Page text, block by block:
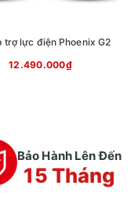
trợ lực điện Phoenix G2
12.490.000₫
Bảo Hành Lên Đến
15 Tháng